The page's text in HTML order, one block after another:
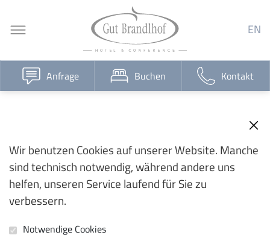
Wir benutzen Cookies auf unserer Website. Manche
sind technisch notwendig, während andere uns
helfen, unseren Service laufend für Sie zu
verbessern.
Notwendige Cookies
Anfrage Buchen Kontakt
EN